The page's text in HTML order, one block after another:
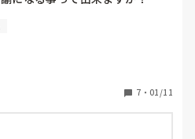
駄でした…。
っしゃるように受けた方が良いの
ことって多分難しいですよ。
いたことがありますが、
るようなシフトと勤務時間なんで
7 ・ 01/11